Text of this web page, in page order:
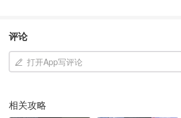
评论
打开App写评论
相关攻略